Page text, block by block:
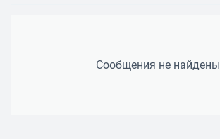
Сообщения не найдены